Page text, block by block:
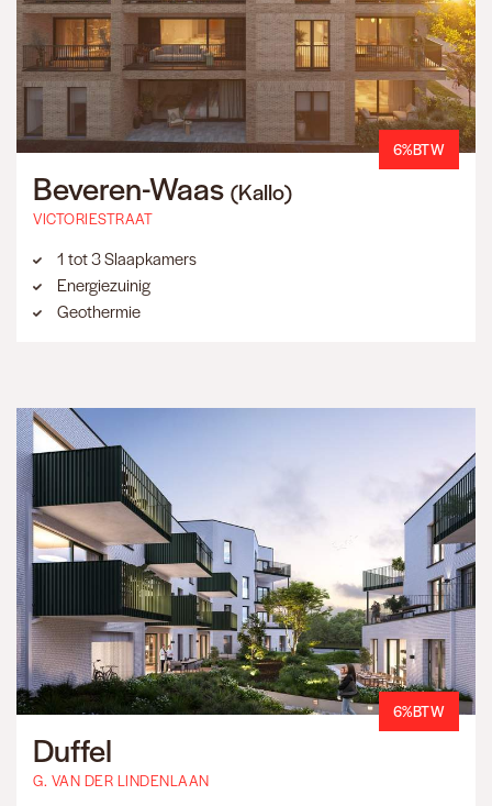
6%BTW
Beveren-Waas (Kallo)
VICTORIESTRAAT
1 tot 3 Slaapkamers
Energiezuinig
Geothermie
6%BTW
Duffel
G. VAN DER LINDENLAAN